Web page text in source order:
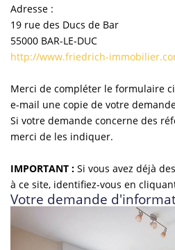
Adresse :
19 rue des Ducs de Bar
55000 BAR-LE-DUC
http://www.friedrich-
Merci de compléter le formulaire
e-mail une copie de votre
Si votre demande concerne des
merci de les indiquer.
IMPORTANT : Si vous avez déjà
à ce site, identifiez-vous en
Votre demande